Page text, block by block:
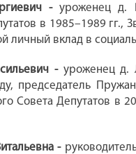
-уроженец д.
в 1985–1989
личный вклад в
-уроженец д.
председатель
Совета Депутатов в
-